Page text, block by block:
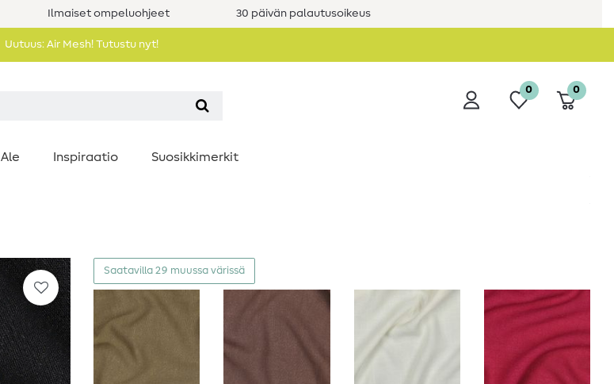
Ilmaiset ompeluohjeet 30 päivän palautusoikeus
Uutuus: Air Mesh! Tutustu nyt!
0 0
Ale Inspiraatio Suosikkimerkit
Saatavilla 29 muussa värissä